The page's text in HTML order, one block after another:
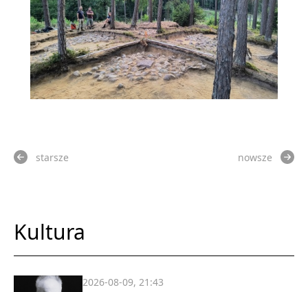
starsze nowsze
Kultura
2026-08-09, 21:43